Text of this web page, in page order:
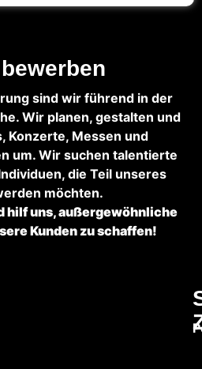
sind wir führend in der
Wir planen, gestalten und
Konzerte, Messen und
um. Wir suchen talentierte
die Teil unseres
möchten.
hilf uns, außergewöhnliche
Kunden zu schaffen!